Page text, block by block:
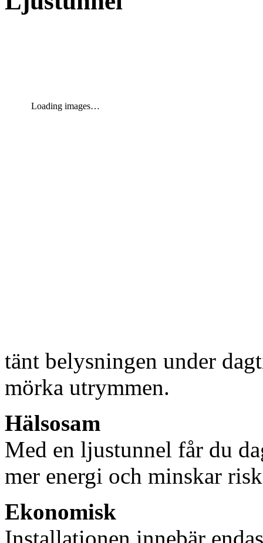
Loading images…
tänt belysningen under
mörka utrymmen.
Hälsosam
Med en ljustunnel får du
mer energi och minskar
Ekonomisk